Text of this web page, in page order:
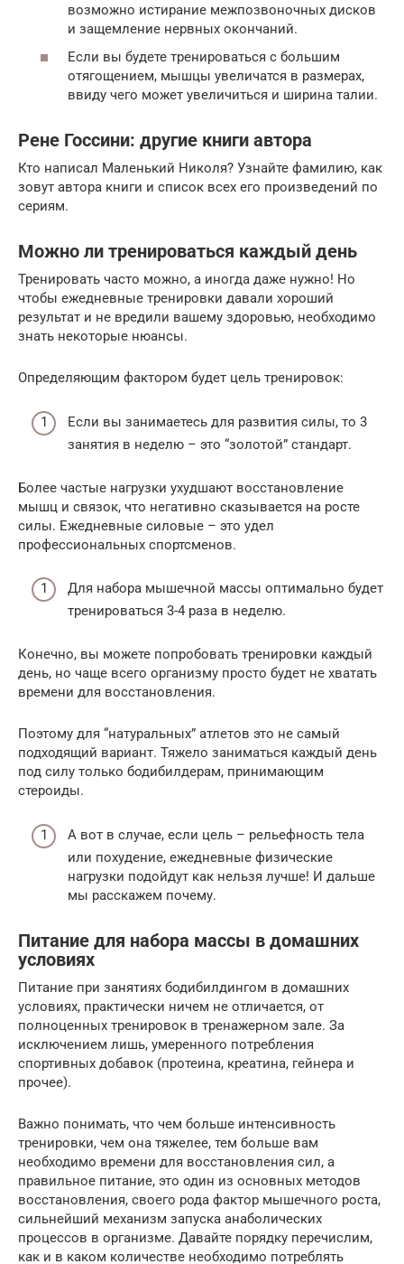
возможно истирание межпозвоночных дисков
и защемление нервных окончаний.
Если вы будете тренироваться с большим
отягощением, мышцы увеличатся в размерах,
ввиду чего может увеличиться и ширина талии.
Рене Госсини: другие книги автора
Кто написал Маленький Николя? Узнайте фамилию, как
зовут автора книги и список всех его произведений по
сериям.
Можно ли тренироваться каждый день
Тренировать часто можно, а иногда даже нужно! Но
чтобы ежедневные тренировки давали хороший
результат и не вредили вашему здоровью, необходимо
знать некоторые нюансы.
Определяющим фактором будет цель тренировок:
Если вы занимаетесь для развития силы, то 3
занятия в неделю – это “золотой” стандарт.
Более частые нагрузки ухудшают восстановление
мышц и связок, что негативно сказывается на росте
силы. Ежедневные силовые – это удел
профессиональных спортсменов.
Для набора мышечной массы оптимально будет
тренироваться 3-4 раза в неделю.
Конечно, вы можете попробовать тренировки каждый
день, но чаще всего организму просто будет не хватать
времени для восстановления.
Поэтому для “натуральных” атлетов это не самый
подходящий вариант. Тяжело заниматься каждый день
под силу только бодибилдерам, принимающим
стероиды.
А вот в случае, если цель – рельефность тела
или похудение, ежедневные физические
нагрузки подойдут как нельзя лучше! И дальше
мы расскажем почему.
Питание для набора массы в домашних
условиях
Питание при занятиях бодибилдингом в домашних
условиях, практически ничем не отличается, от
полноценных тренировок в тренажерном зале. За
исключением лишь, умеренного потребления
спортивных добавок (протеина, креатина, гейнера и
прочее).
Важно понимать, что чем больше интенсивность
тренировки, чем она тяжелее, тем больше вам
необходимо времени для восстановления сил, а
правильное питание, это один из основных методов
восстановления, своего рода фактор мышечного роста,
сильнейший механизм запуска анаболических
процессов в организме. Давайте порядку перечислим,
как и в каком количестве необходимо потреблять